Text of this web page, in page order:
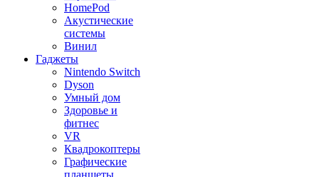
HomePod
Акустические
системы
Винил
Гаджеты
Nintendo Switch
Dyson
Умный дом
Здоровье и
фитнес
VR
Квадрокоптеры
Графические
планшеты